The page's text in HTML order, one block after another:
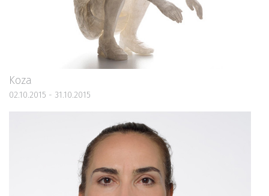
Koza
02.10.2015 - 31.10.2015